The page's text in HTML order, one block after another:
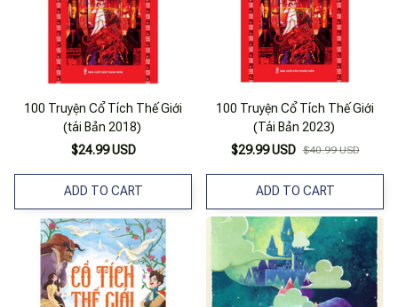
100 Truyện Cổ Tích Thế Giới
(tái Bản 2018)
$24.99 USD
ADD TO CART
100 Truyện Cổ Tích Thế Giới
(Tái Bản 2023)
$29.99 USD $40.99 USD
ADD TO CART